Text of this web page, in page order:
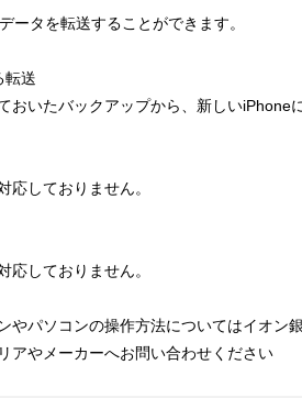
ータを転送することができます。
転送
おいたバックアップから、新しいiPhone
応しておりません。
応しておりません。
やパソコンの操作方法についてはイオン
アやメーカーへお問い合わせください